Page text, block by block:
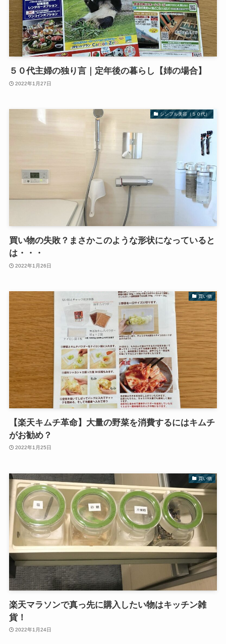
５０代主婦の独り言｜定年後の暮らし【姉の場合】
2022年1月27日
シンプル美容（５０代）
買い物の失敗？まさかこのような形状になっていると
は・・・
2022年1月26日
買い物
【楽天キムチ革命】大量の野菜を消費するにはキムチ
がお勧め？
2022年1月25日
買い物
楽天マラソンで真っ先に購入したい物はキッチン雑
貨！
2022年1月24日